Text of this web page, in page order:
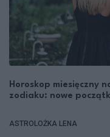
Horoskop miesięczny
zodiaku: nowe
ASTROLOŻKA LENA